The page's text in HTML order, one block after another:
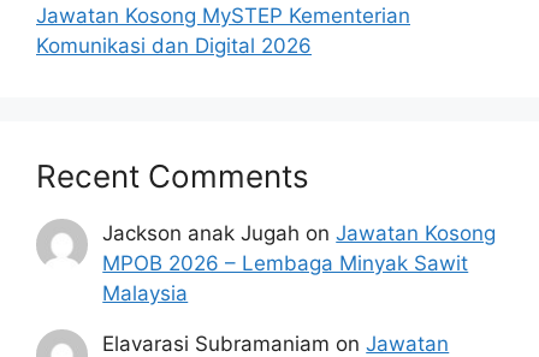
Jawatan Kosong MySTEP Kementerian
Komunikasi dan Digital 2026
Recent Comments
Jackson anak Jugah onJawatan Kosong
MPOB 2026 – Lembaga Minyak Sawit
Malaysia
Elavarasi Subramaniam onJawatan